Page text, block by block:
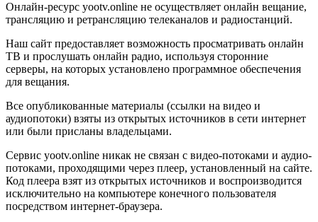
Онлайн-ресурс yootv.online не осуществляет онлайн вещание,
трансляцию и ретрансляцию телеканалов и радиостанций.
Наш сайт предоставляет возможность просматривать онлайн
ТВ и прослушать онлайн радио, используя сторонние
серверы, на которых установлено программное обеспечения
для вещания.
Все опубликованные материалы (ссылки на видео и
аудиопотоки) взяты из открытых источников в сети интернет
или были присланы владельцами.
Сервис yootv.online никак не связан с видео-потоками и аудио-
потоками, проходящими через плеер, установленный на сайте.
Код плеера взят из открытых источников и воспроизводится
исключительно на компьютере конечного пользователя
посредством интернет-браузера.